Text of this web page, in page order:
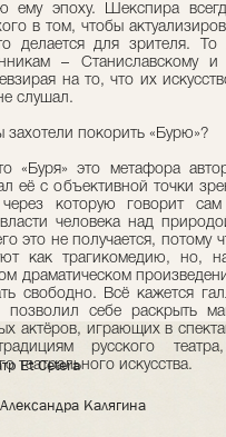
ему эпоху. Шекспира
в том, чтобы
делается для зрителя.
–
на то, что их
слушал.
покорить «Бурю»?
«Буря» это метафора
её с объективной точки
через которую говорит
человека над
это не получается, потому
как трагикомедию, но,
драматическом
свободно. Всё кажется
позволил себе раскрыть
актёров, играющих в
русского
театрального искусства.
Et Cetera
Калягина